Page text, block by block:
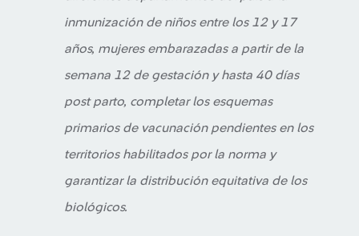
inmunización de niños entre los 12 y 17
años, mujeres embarazadas a partir de la
semana 12 de gestación y hasta 40 días
post parto, completar los esquemas
primarios de vacunación pendientes en los
territorios habilitados por la norma y
garantizar la distribución equitativa de los
biológicos.